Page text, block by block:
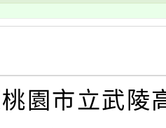
園市立武陵